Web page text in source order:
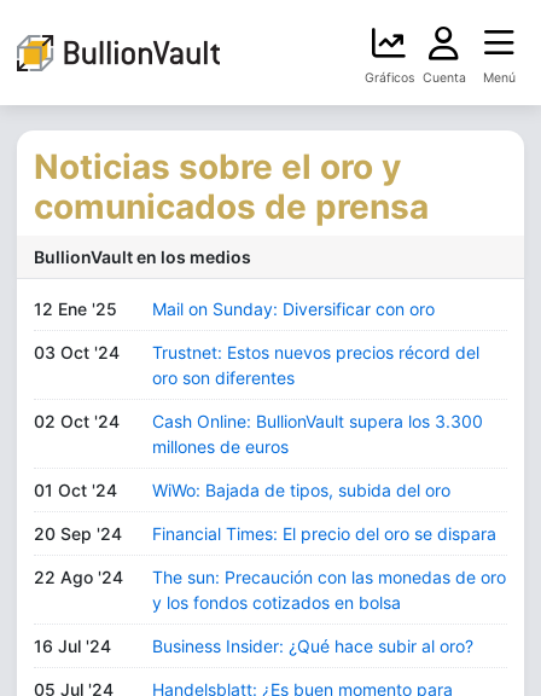
Gráficos Cuenta Menú
Noticias sobre el oro y
comunicados de prensa
BullionVault en los medios
12 Ene '25 Mail on Sunday: Diversificar con oro
03 Oct '24
Trustnet: Estos nuevos precios récord del
oro son diferentes
02 Oct '24
Cash Online: BullionVault supera los 3.300
millones de euros
01 Oct '24 WiWo: Bajada de tipos, subida del oro
20 Sep '24 Financial Times: El precio del oro se dispara
22 Ago '24
The sun: Precaución con las monedas de oro
y los fondos cotizados en bolsa
16 Jul '24 Business Insider: ¿Qué hace subir al oro?
05 Jul '24
Handelsblatt: ¿Es buen momento para